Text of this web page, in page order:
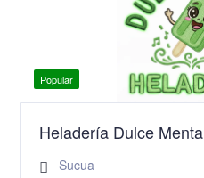
Popular
Heladería Dulce Menta
Sucua